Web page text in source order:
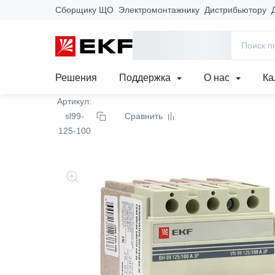
Сборщику ЩО Электромонтажнику Дистрибьютору
Решения Поддержка О нас
Главная
Выключатель нагрузки
Артикул:
sl99-
125-100
Сравнить